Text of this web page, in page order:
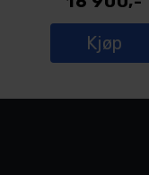
Kjøp